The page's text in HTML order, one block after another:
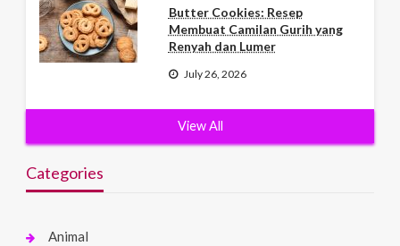
Butter Cookies: Resep
Membuat Camilan Gurih yang
Renyah dan Lumer
July 26, 2026
View All
Categories
Animal